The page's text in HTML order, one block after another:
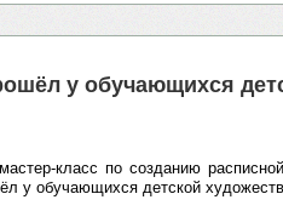
у обучающихся
класс по созданию
у обучающихся детской